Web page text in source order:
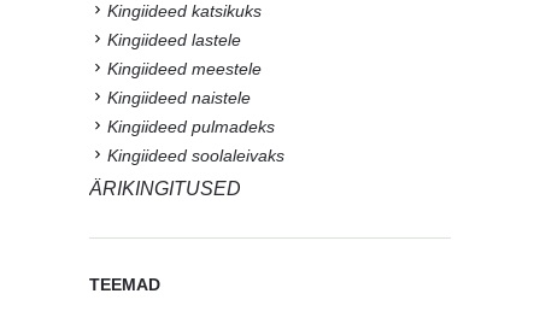
Kingiideed katsikuks
Kingiideed lastele
Kingiideed meestele
Kingiideed naistele
Kingiideed pulmadeks
Kingiideed soolaleivaks
ÄRIKINGITUSED
TEEMAD